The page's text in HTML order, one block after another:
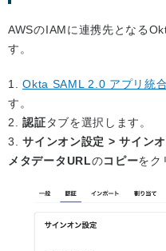
AWSのIAMに連携先となる
す。
1.Okta SAML 2.0 アプリ統
す。
2.認証タブを選択します。
3.サインオン設定 > サイン
メタデータURLのコピーをク